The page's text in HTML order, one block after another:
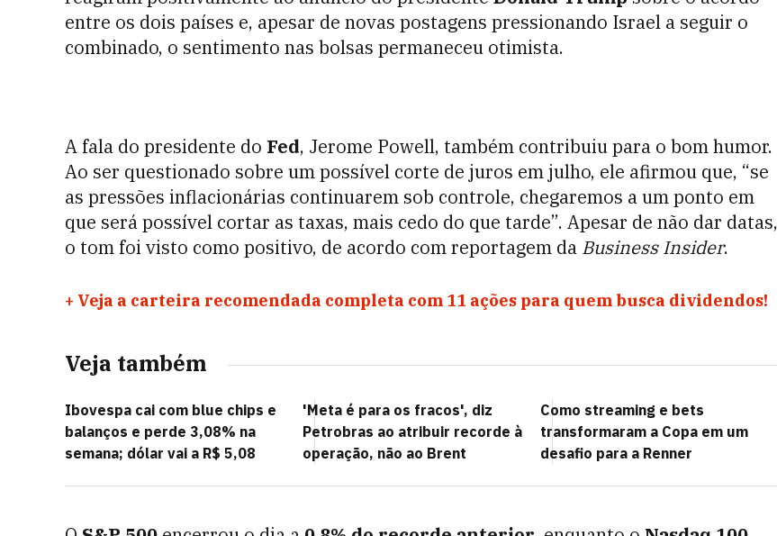
entre os dois países e, apesar de novas postagens pressionando Israel a seguir o
combinado, o sentimento nas bolsas permaneceu otimista.
A fala do presidente do Fed, Jerome Powell, também contribuiu para o bom humor.
Ao ser questionado sobre um possível corte de juros em julho, ele afirmou que, “se
as pressões inflacionárias continuarem sob controle, chegaremos a um ponto em
que será possível cortar as taxas, mais cedo do que tarde”. Apesar de não dar datas,
o tom foi visto como positivo, de acordo com reportagem da Business Insider.
+ Veja a carteira recomendada completa com 11 ações para quem busca dividendos!
Veja também
Ibovespa cai com blue chips e
balanços e perde 3,08% na
semana; dólar vai a R$ 5,08
'Meta é para os fracos', diz
Petrobras ao atribuir recorde à
operação, não ao Brent
Como streaming e bets
transformaram a Copa em um
desafio para a Renner